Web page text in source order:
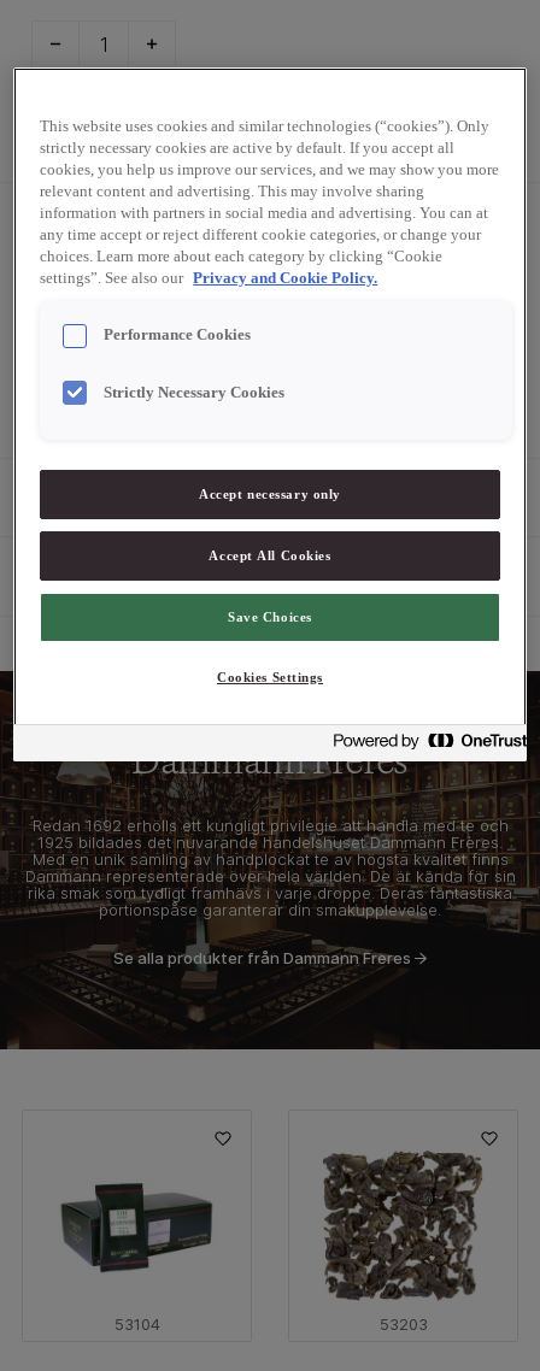
Egenskaper
Dammann Freres
Redan 1692 erhölls ett kungligt privilegie att handla med te och
1925 bildades det nuvarande handelshuset Dammann Frères.
Med en unik samling av handplockat te av högsta kvalitet finns
Dammann representerade över hela världen. De är kända för sin
rika smak som tydligt framhävs i varje droppe. Deras fantastiska
portionspåse garanterar din smakupplevelse.
Se alla produkter från Dammann Freres
53104 53203
This website uses cookies and similar technologies (“cookies”). Only
strictly necessary cookies are active by default. If you accept all
cookies, you help us improve our services, and we may show you more
relevant content and advertising. This may involve sharing
information with partners in social media and advertising. You can at
any time accept or reject different cookie categories, or change your
choices. Learn more about each category by clicking “Cookie
settings”. See also our Privacy and Cookie Policy.
Performance Cookies
Strictly Necessary Cookies
Accept necessary only
Accept All Cookies
Save Choices
Cookies Settings